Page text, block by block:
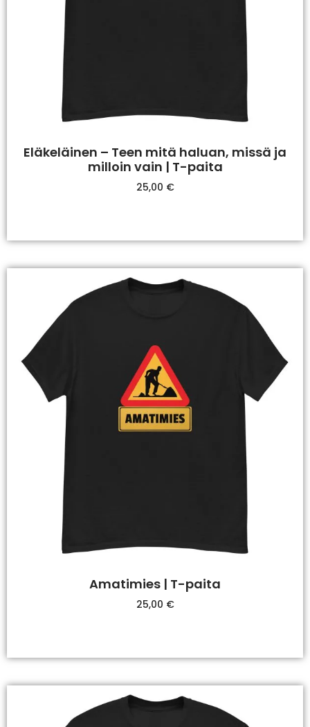
Eläkeläinen – Teen mitä haluan, missä ja
milloin vain | T-paita
25,00 €
Amatimies | T-paita
25,00 €